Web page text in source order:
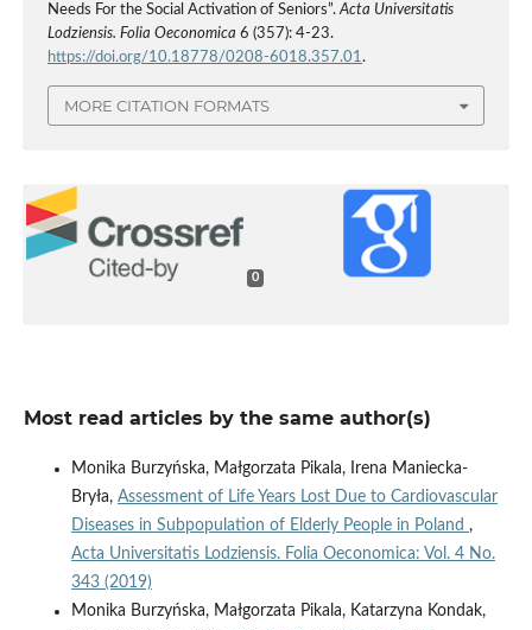
Needs For the Social Activation of Seniors”.Acta Universitatis
Lodziensis. Folia Oeconomica 6 (357): 4-23.
https://doi.org/10.18778/0208-6018.357.01.
MORE CITATION FORMATS
0
Most read articles by the same author(s)
Monika Burzyńska, Małgorzata Pikala, Irena Maniecka-
Bryła, Assessment of Life Years Lost Due to Cardiovascular
Diseases in Subpopulation of Elderly People in Poland ,
Acta Universitatis Lodziensis. Folia Oeconomica: Vol. 4 No.
343 (2019)
Monika Burzyńska, Małgorzata Pikala, Katarzyna Kondak,